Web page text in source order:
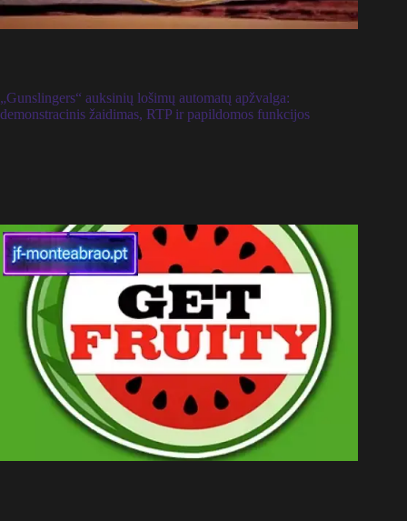
„Gunslingers“ auksinių lošimų automatų apžvalga:
demonstracinis žaidimas, RTP ir papildomos funkcijos